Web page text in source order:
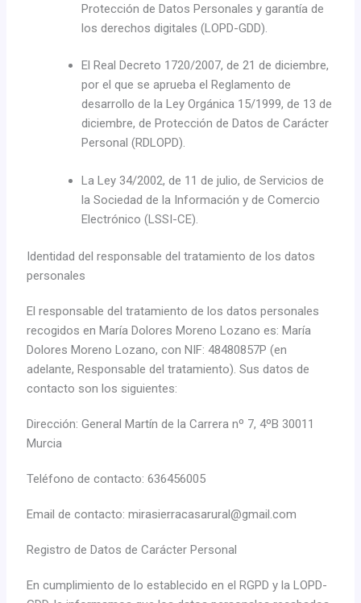
Protección de Datos Personales y garantía de
los derechos digitales (LOPD-GDD).
El Real Decreto 1720/2007, de 21 de diciembre,
por el que se aprueba el Reglamento de
desarrollo de la Ley Orgánica 15/1999, de 13 de
diciembre, de Protección de Datos de Carácter
Personal (RDLOPD).
La Ley 34/2002, de 11 de julio, de Servicios de
la Sociedad de la Información y de Comercio
Electrónico (LSSI-CE).
Identidad del responsable del tratamiento de los datos
personales
El responsable del tratamiento de los datos personales
recogidos en María Dolores Moreno Lozano es: María
Dolores Moreno Lozano, con NIF: 48480857P (en
adelante, Responsable del tratamiento). Sus datos de
contacto son los siguientes:
Dirección:General Martín de la Carrera nº 7, 4ºB 30011
Murcia
Teléfono de contacto: 636456005
Email de contacto:mirasierracasarural@gmail.com
Registro de Datos de Carácter Personal
En cumplimiento de lo establecido en el RGPD y la LOPD-